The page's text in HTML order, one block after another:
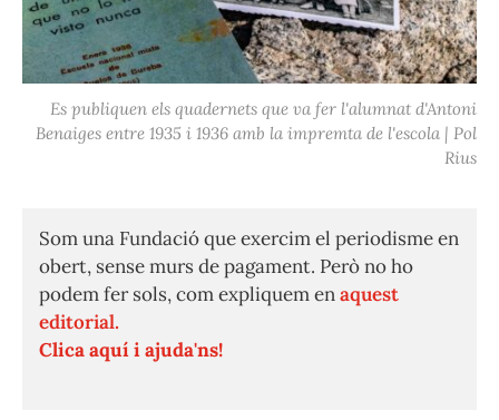
Es publiquen els quadernets que va fer l'alumnat d'Antoni
Benaiges entre 1935 i 1936 amb la impremta de l'escola | Pol
Rius
Som una Fundació que exercim el periodisme en
obert, sense murs de pagament. Però no ho
podem fer sols, com expliquem enaquest
editorial.
Clica aquí i ajuda'ns!